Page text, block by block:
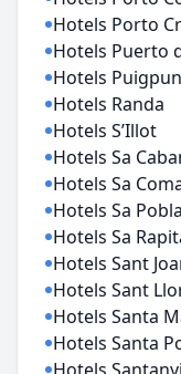
Hotels Porto
Hotels Puerto
Hotels
Hotels Randa
Hotels S’Illot
Hotels Sa
Hotels Sa
Hotels Sa
Hotels Sa
Hotels Sant
Hotels Sant
Hotels Santa
Hotels Santa